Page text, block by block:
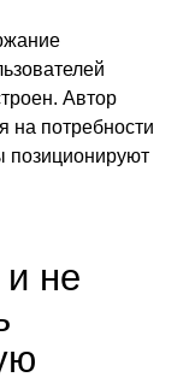
Автор
на потребности
позиционируют
не